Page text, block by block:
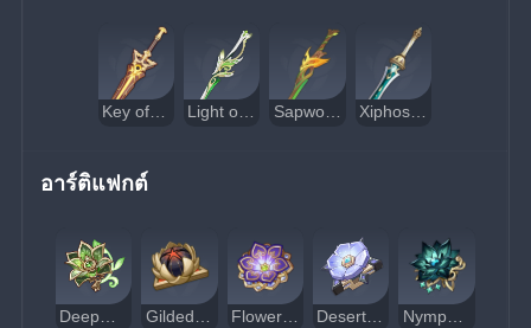
Key of Khaj-Nisut Light of Foliar Incision Sapwood Blade Xiphos' Moonlight
อาร์ติแฟกต์
Deepwood Memories Gilded Dreams Flower of Paradise Lost Desert Pavilion Chronicle Nymph's Dream